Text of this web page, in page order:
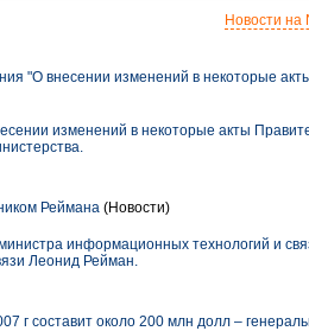
Новости на
"О внесении изменений в некоторые
изменений в некоторые акты
Реймана (Новости)
информационных технологий и
Леонид Рейман.
г составит около 200 млн долл –